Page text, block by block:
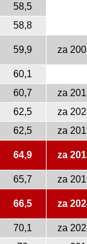
58,5
58,8
59,9 za
60,1
60,7
za
62,5
za
62,5 za
64,9 za
65,7 za
66,5 za
70,1
za